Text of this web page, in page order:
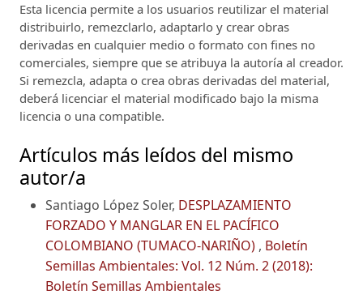
Esta licencia permite a los usuarios reutilizar el material
distribuirlo, remezclarlo, adaptarlo y crear obras
derivadas en cualquier medio o formato con fines no
comerciales, siempre que se atribuya la autoría al creador.
Si remezcla, adapta o crea obras derivadas del material,
deberá licenciar el material modificado bajo la misma
licencia o una compatible.
Artículos más leídos del mismo
autor/a
Santiago López Soler, DESPLAZAMIENTO
FORZADO Y MANGLAR EN EL PACÍFICO
COLOMBIANO (TUMACO-NARIÑO) , Boletín
Semillas Ambientales: Vol. 12 Núm. 2 (2018):
Boletín Semillas Ambientales